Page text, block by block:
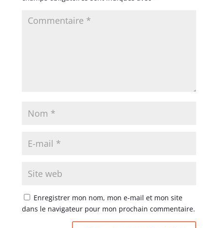
Enregistrer mon nom, mon e-mail et mon site
dans le navigateur pour mon prochain commentaire.